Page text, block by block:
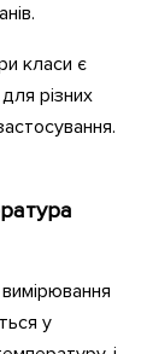
класи є
різних
у